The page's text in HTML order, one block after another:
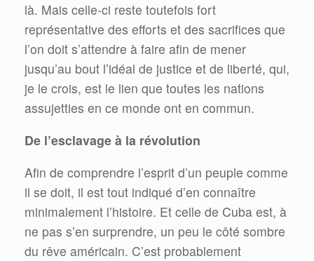
là. Mais celle-ci reste toutefois fort
représentative des efforts et des sacrifices que
l’on doit s’attendre à faire afin de mener
jusqu’au bout l’idéal de justice et de liberté, qui,
je le crois, est le lien que toutes les nations
assujetties en ce monde ont en commun.
De l’esclavage à la révolution
Afin de comprendre l’esprit d’un peuple comme
il se doit, il est tout indiqué d’en connaître
minimalement l’histoire. Et celle de Cuba est, à
ne pas s’en surprendre, un peu le côté sombre
du rêve américain. C’est probablement